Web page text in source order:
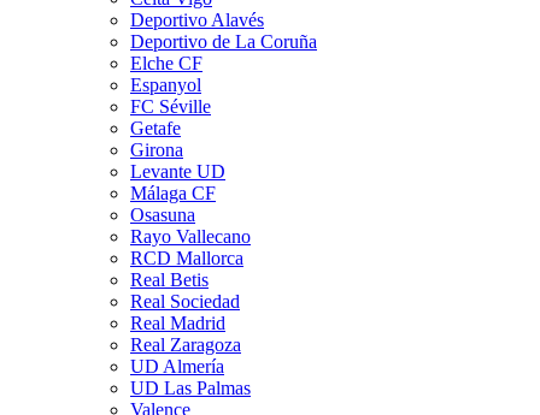
Deportivo Alavés
Deportivo de La Coruña
Elche CF
Espanyol
FC Séville
Getafe
Girona
Levante UD
Málaga CF
Osasuna
Rayo Vallecano
RCD Mallorca
Real Betis
Real Sociedad
Real Madrid
Real Zaragoza
UD Almería
UD Las Palmas
Valence